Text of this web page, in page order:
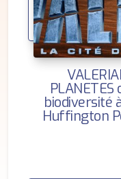
biodiversité
Huffington